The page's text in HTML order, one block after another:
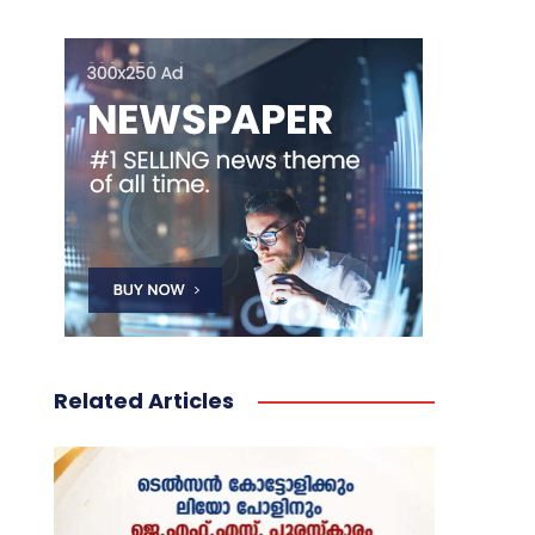
Related Articles